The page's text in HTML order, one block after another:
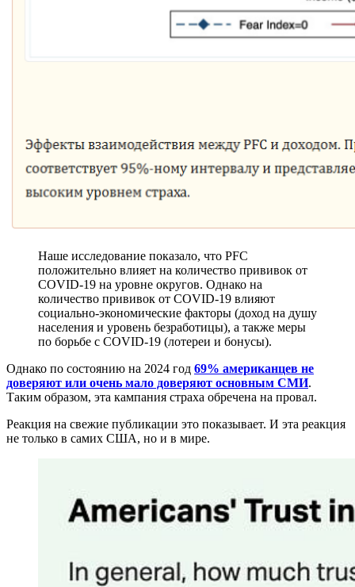
Наше исследование показало, что PFC
положительно влияет на количество прививок от
COVID-19 на уровне округов. Однако на
количество прививок от COVID-19 влияют
социально-экономические факторы (доход на душу
населения и уровень безработицы), а также меры
по борьбе с COVID-19 (лотереи и бонусы).
Однако по состоянию на 2024 год 69% американцев не
доверяют или очень мало доверяют основным СМИ.
Таким образом, эта кампания страха обречена на провал.
Реакция на свежие публикации это показывает. И эта реакция
не только в самих США, но и в мире.